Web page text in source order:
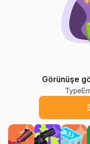
Görünüşe